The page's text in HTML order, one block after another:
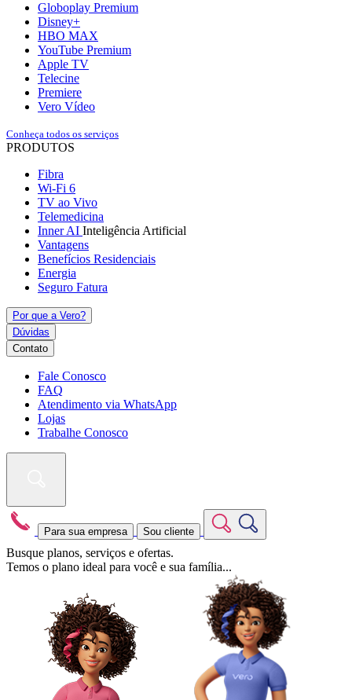
Globoplay Premium
Disney+
HBO MAX
YouTube Premium
Apple TV
Telecine
Premiere
Vero Vídeo
Conheça todos os serviços
PRODUTOS
Fibra
Wi-Fi 6
TV ao Vivo
Telemedicina
Inner AI Inteligência Artificial
Vantagens
Benefícios Residenciais
Energia
Seguro Fatura
Por que a Vero?
Dúvidas
Contato
Fale Conosco
FAQ
Atendimento via WhatsApp
Lojas
Trabalhe Conosco
Para sua empresa Sou cliente
Busque planos, serviços e ofertas.
Temos o plano ideal para você e sua família...